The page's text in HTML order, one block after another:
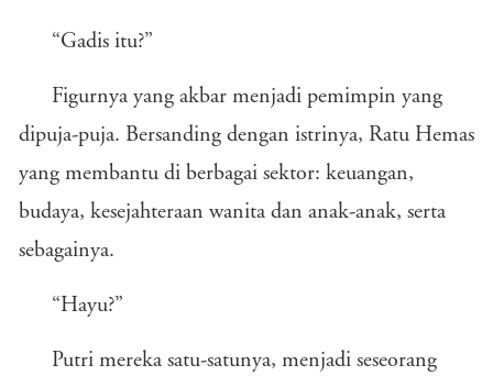
“Gadis itu?”
Figurnya yang akbar menjadi pemimpin yang
dipuja-puja. Bersanding dengan istrinya, Ratu Hemas
yang membantu di berbagai sektor: keuangan,
budaya, kesejahteraan wanita dan anak-anak, serta
sebagainya.
“Hayu?”
Putri mereka satu-satunya, menjadi seseorang